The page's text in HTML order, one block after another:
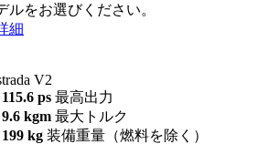
ルをお選びください。
細
V2
115.6 ps 最高出力
9.6 kgm 最大トルク
199 kg 装備重量（燃料を除く）